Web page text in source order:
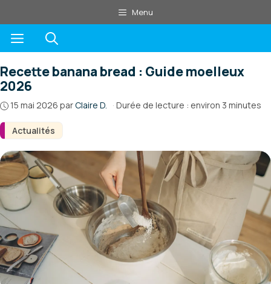
au
contenu
Menu
Menu
Actualités
Recette banana bread : Guide moelleux
2026
15 mai 2026 parClaire D. · Durée de lecture : environ 3 minutes